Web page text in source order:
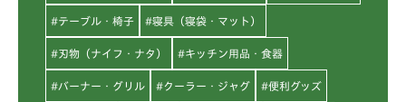
#テーブル・椅子 #寝具（寝袋・マット）
#刃物（ナイフ・ナタ） #キッチン用品・食器
#バーナー・グリル #クーラー・ジャグ #便利グッズ